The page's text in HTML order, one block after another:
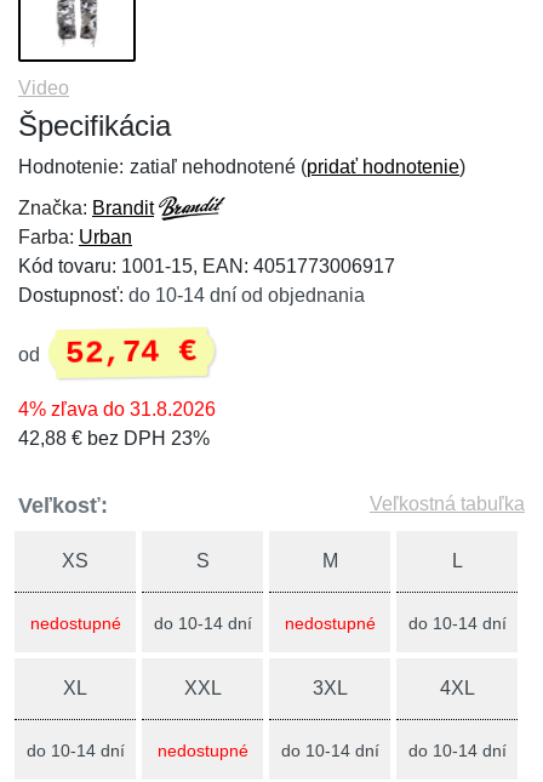
Video
Špecifikácia
Hodnotenie: zatiaľ nehodnotené (pridať hodnotenie)
Značka: Brandit
Farba: Urban
Kód tovaru: 1001-15, EAN: 4051773006917
Dostupnosť: do 10-14 dní od objednania
od 52,74 €
4% zľava do 31.8.2026
42,88 € bez DPH 23%
Veľkosť: Veľkostná tabuľka
XS
nedostupné
S
do 10-14 dní
M
nedostupné
L
do 10-14 dní
XL
do 10-14 dní
XXL
nedostupné
3XL
do 10-14 dní
4XL
do 10-14 dní